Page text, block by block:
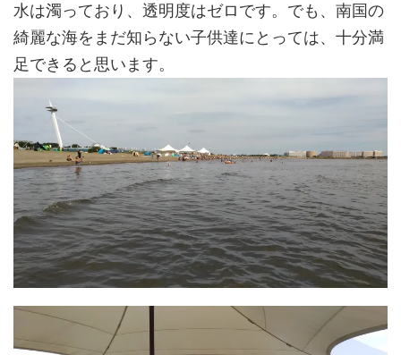
水は濁っており、透明度はゼロです。でも、南国の
綺麗な海をまだ知らない子供達にとっては、十分満
足できると思います。